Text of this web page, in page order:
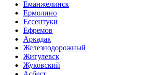
Еманжелинск
Ермолино
Ессентуки
Ефремов
Аркадак
Железнодорожный
Жигулевск
Жуковский